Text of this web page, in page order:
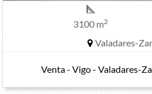
3100 m2
Valadares-
Venta - Vigo - Valadares-